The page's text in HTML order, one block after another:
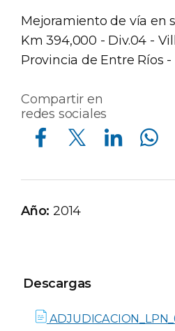
Mejoramiento de vía en
Km 394,000 - Div.04 -
Provincia de Entre Ríos
Compartir en
redes sociales
Compartir en Facebook Compartir en Twitter Compartir en Linkedin Compartir en Whatsapp
Año: 2014
Descargas
Descargas